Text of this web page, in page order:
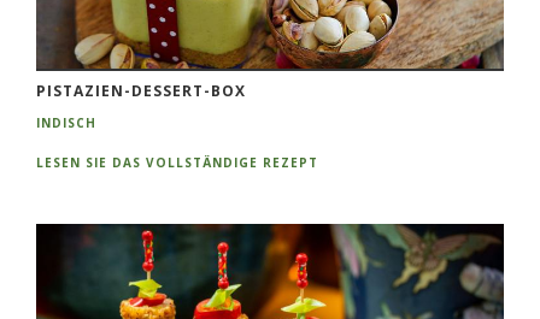
PISTAZIEN-DESSERT-BOX
INDISCH
LESEN SIE DAS VOLLSTÄNDIGE REZEPT